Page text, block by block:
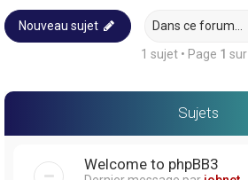
Nouveau sujet
1 sujet • Page 1 sur
Sujets
Welcome to phpBB3